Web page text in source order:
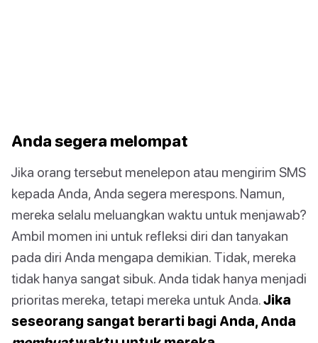
Anda segera melompat
Jika orang tersebut menelepon atau mengirim SMS
kepada Anda, Anda segera merespons. Namun,
mereka selalu meluangkan waktu untuk menjawab?
Ambil momen ini untuk refleksi diri dan tanyakan
pada diri Anda mengapa demikian. Tidak, mereka
tidak hanya sangat sibuk. Anda tidak hanya menjadi
prioritas mereka, tetapi mereka untuk Anda.Jika
seseorang sangat berarti bagi Anda, Anda